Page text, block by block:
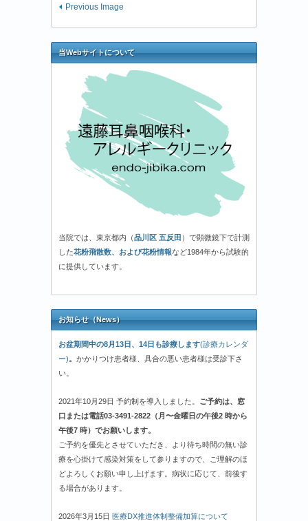
Previous Image
当Webサイトについて
当院では、東京都内（品川区 五反田 ）で顕微鏡下で計測
した花粉飛散数、および花粉情報など1984年から試験的
に提供しています。
お知らせ（News）
お盆期間中の8月13日、14日も診療します(診療カレンダ
ー)。 かかりつけ患者様、具合の悪い患者様は受診下さ
い。
2021年10月29日 予約制を導入しました。 ご予約は、窓
口または電話03-3491-2822（月〜金曜日の午後2 時から
午後7 時）でお願いします。
ご予約を優先とさせていただき、より待ち時間の無い診
療を心掛けて感染対策をして参りますので、ご理解のほ
どよろしくお願い申し上げます。病状に応じて、前後す
る場合があります。
2026年3月15日 医療DX推進体制整備加算について